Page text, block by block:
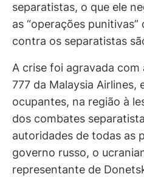
separatistas, o que ele
as “operações
contra os separatistas
A crise foi agravada com
777 da Malaysia Airlines,
ocupantes, na região à
dos combates
autoridades de todas as
governo russo, o
representante de